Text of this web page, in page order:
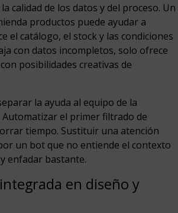
calidad de los datos y del proceso. Un
productos puede ayudar a
el catálogo, el stock y las condiciones
con datos incompletos, solo ofrece
posibilidades creativas de
la ayuda al equipo de la
Automatizar el primer filtrado de
tiempo. Sustituir una atención
un bot que no entiende el contexto
enfadar bastante.
en diseño y